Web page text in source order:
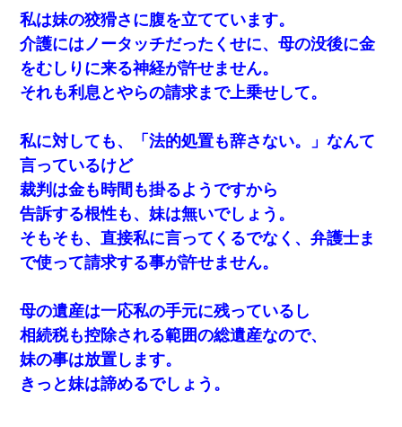
私は妹の狡猾さに腹を立てています。
介護にはノータッチだったくせに、母の没後に金
をむしりに来る神経が許せません。
それも利息とやらの請求まで上乗せして。
私に対しても、「法的処置も辞さない。」なんて
言っているけど
裁判は金も時間も掛るようですから
告訴する根性も、妹は無いでしょう。
そもそも、直接私に言ってくるでなく、弁護士ま
で使って請求する事が許せません。
母の遺産は一応私の手元に残っているし
相続税も控除される範囲の総遺産なので、
妹の事は放置します。
きっと妹は諦めるでしょう。